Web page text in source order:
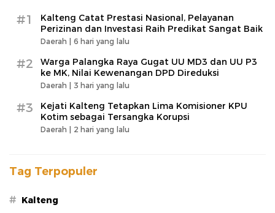
#1
Kalteng Catat Prestasi Nasional, Pelayanan
Perizinan dan Investasi Raih Predikat Sangat Baik
Daerah | 6 hari yang lalu
#2
Warga Palangka Raya Gugat UU MD3 dan UU P3
ke MK, Nilai Kewenangan DPD Direduksi
Daerah | 3 hari yang lalu
#3
Kejati Kalteng Tetapkan Lima Komisioner KPU
Kotim sebagai Tersangka Korupsi
Daerah | 2 hari yang lalu
Tag Terpopuler
# Kalteng